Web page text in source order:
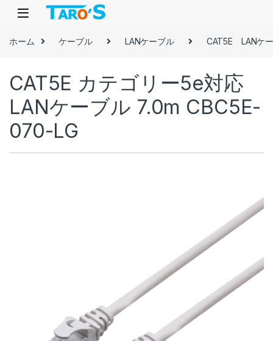
Skip to navigation
Skip to content
ホーム ケーブル LANケーブル CAT5E LANケ
CAT5E カテゴリー5e対応
LANケーブル 7.0m CBC5E-
070-LG